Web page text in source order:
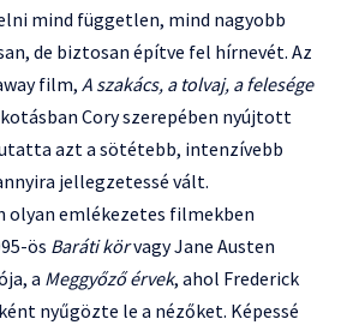
mind független, mind nagyobb
de biztosan építve fel hírnevét. Az
film, A szakács, a tolvaj, a felesége
Cory szerepében nyújtott
azt a sötétebb, intenzívebb
jellegzetessé vált.
olyan emlékezetes filmekben
ös Baráti körvagy Jane Austen
a Meggyőző érvek, ahol Frederick
nyűgözte le a nézőket. Képessé